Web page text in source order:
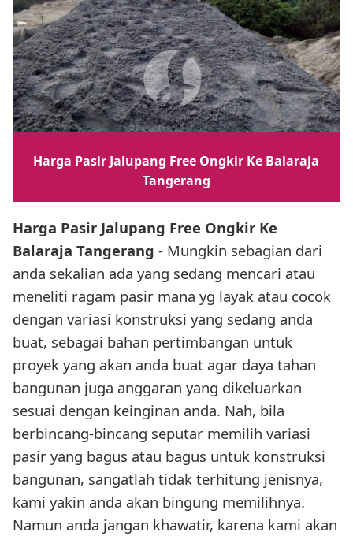
Harga Pasir Jalupang Free Ongkir Ke Balaraja
Tangerang
Harga Pasir Jalupang Free Ongkir Ke
Balaraja Tangerang - Mungkin sebagian dari
anda sekalian ada yang sedang mencari atau
meneliti ragam pasir mana yg layak atau cocok
dengan variasi konstruksi yang sedang anda
buat, sebagai bahan pertimbangan untuk
proyek yang akan anda buat agar daya tahan
bangunan juga anggaran yang dikeluarkan
sesuai dengan keinginan anda. Nah, bila
berbincang-bincang seputar memilih variasi
pasir yang bagus atau bagus untuk konstruksi
bangunan, sangatlah tidak terhitung jenisnya,
kami yakin anda akan bingung memilihnya.
Namun anda jangan khawatir, karena kami akan